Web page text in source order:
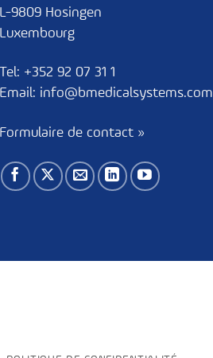
L-9809 Hosingen
Luxembourg
Tel: +352 92 07 31 1
Email: info@bmedicalsystems.com
Formulaire de contact »